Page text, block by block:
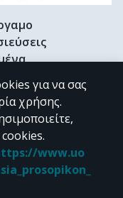
βιβλιογραφία
4.0
"Περγάμου" διατίθεται
για να σας
χρήσης.
www.uo